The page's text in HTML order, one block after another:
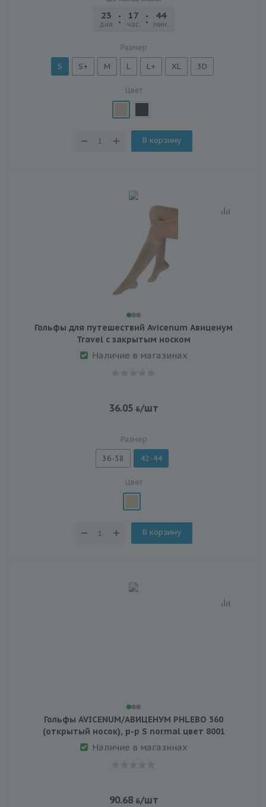
23
дня
17
час.
44
мин.
Размер
S S+ M L L+ XL 3D
Цвет
В корзину
Гольфы для путешествий Avicenum Авиценум
Travel с закрытым носком
Наличие в магазинах
36.05 /шт
Размер
36-38 42-44
Цвет
В корзину
Гольфы AVICENUM/АВИЦЕНУМ PHLEBO 360
(открытый носок), р-р S normal цвет 8001
Наличие в магазинах
90.68 /шт